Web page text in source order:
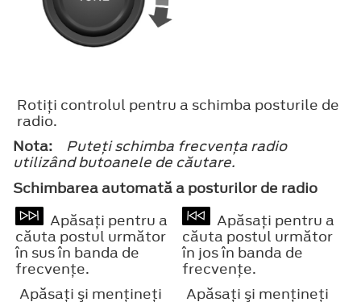
Rotiţi controlul pentru a schimba posturile de
radio.
Nota:
Puteţi schimba frecvenţa radio
utilizând butoanele de căutare.
Schimbarea automată a posturilor de radio
Apăsaţi pentru a
căuta postul următor
în sus în banda de
frecvenţe.
Apăsaţi şi menţineţi
Apăsaţi pentru a
căuta postul următor
în jos în banda de
frecvenţe.
Apăsaţi şi menţineţi